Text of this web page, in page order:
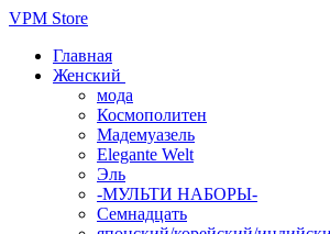
VPM Store
Главная
Женский
мода
Космополитен
Мадемуазель
Elegante Welt
Эль
-МУЛЬТИ НАБОРЫ-
Семнадцать